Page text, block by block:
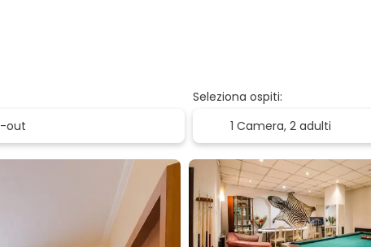
Seleziona ospiti:
1 Camera, 2 adulti